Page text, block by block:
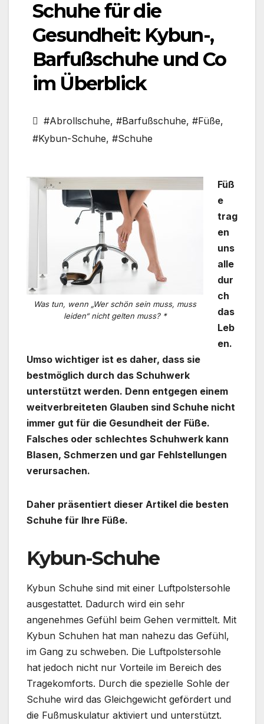
Schuhe für die
Gesundheit: Kybun-,
Barfußschuhe und Co
im Überblick
#Abrollschuhe, #Barfußschuhe, #Füße,
#Kybun-Schuhe, #Schuhe
Was tun, wenn „Wer schön sein muss, muss
leiden“ nicht gelten muss? *
Füß
e
trag
en
uns
alle
dur
ch
das
Leb
en.
Umso wichtiger ist es daher, dass sie
bestmöglich durch das Schuhwerk
unterstützt werden. Denn entgegen einem
weitverbreiteten Glauben sind Schuhe nicht
immer gut für die Gesundheit der Füße.
Falsches oder schlechtes Schuhwerk kann
Blasen, Schmerzen und gar Fehlstellungen
verursachen.
Daher präsentiert dieser Artikel die besten
Schuhe für Ihre Füße.
Kybun-Schuhe
Kybun Schuhe sind mit einer Luftpolstersohle
ausgestattet. Dadurch wird ein sehr
angenehmes Gefühl beim Gehen vermittelt. Mit
Kybun Schuhen hat man nahezu das Gefühl,
im Gang zu schweben. Die Luftpolstersohle
hat jedoch nicht nur Vorteile im Bereich des
Tragekomforts. Durch die spezielle Sohle der
Schuhe wird das Gleichgewicht gefördert und
die Fußmuskulatur aktiviert und unterstützt.